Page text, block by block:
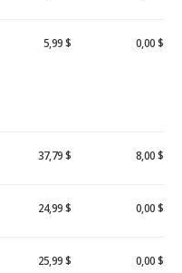
5,99 $ 0,00 $
37,79 $ 8,00 $
24,99 $ 0,00 $
25,99 $ 0,00 $